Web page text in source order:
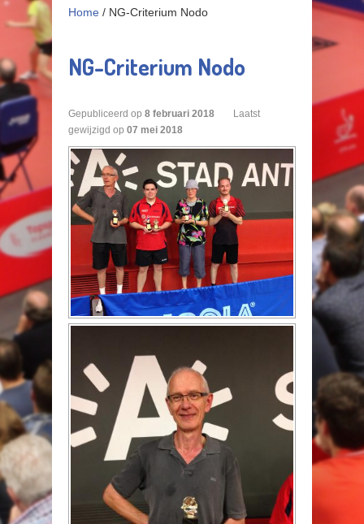
Home / NG-Criterium Nodo
NG-Criterium Nodo
Gepubliceerd op 8 februari 2018
Laatst
gewijzigd op 07 mei 2018